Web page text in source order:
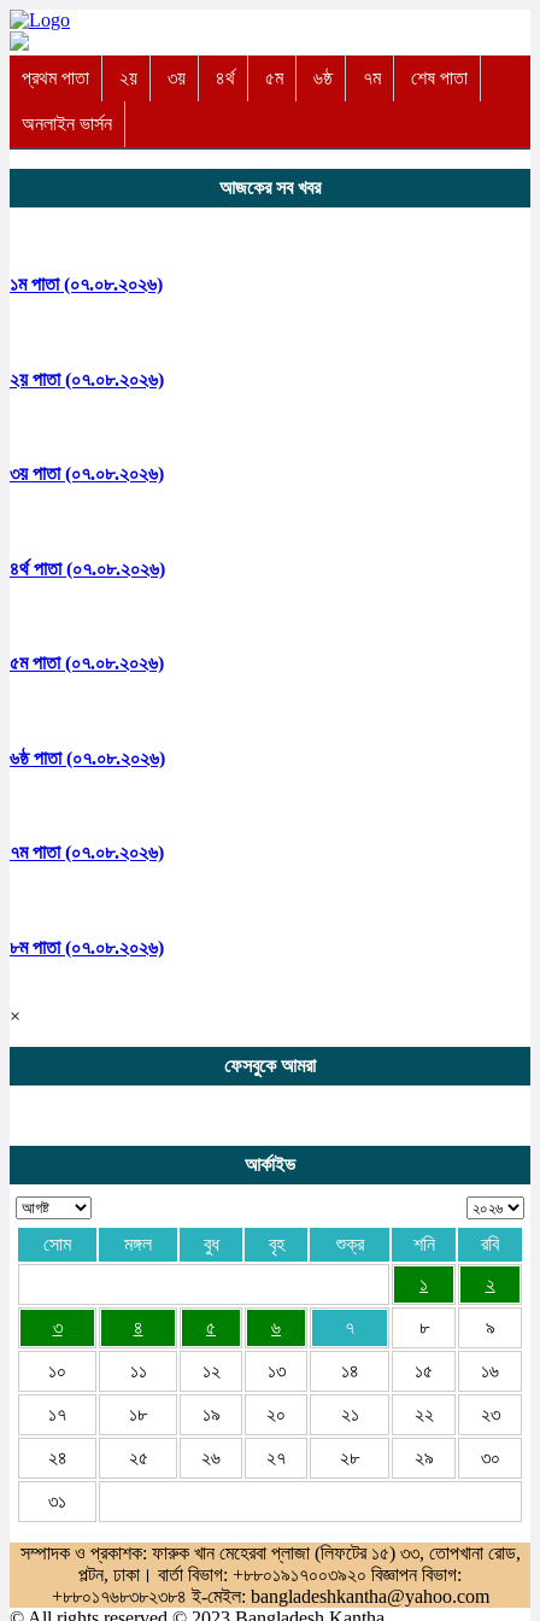
প্রথম পাতা ২য় ৩য় ৪র্থ ৫ম ৬ষ্ঠ ৭ম শেষ পাতা
অনলাইন ভার্সন
আজকের সব খবর
১ম পাতা (০৭.০৮.২০২৬)
২য় পাতা (০৭.০৮.২০২৬)
৩য় পাতা (০৭.০৮.২০২৬)
৪র্থ পাতা (০৭.০৮.২০২৬)
৫ম পাতা (০৭.০৮.২০২৬)
৬ষ্ঠ পাতা (০৭.০৮.২০২৬)
৭ম পাতা (০৭.০৮.২০২৬)
৮ম পাতা (০৭.০৮.২০২৬)
×
ফেসবুকে আমরা
আর্কাইভ
সোম মঙ্গল বুধ বৃহ শুক্র শনি
রবি
১
২
৩ ৪ ৫ ৬ ৭ ৮ ৯
১০ ১১ ১২ ১৩ ১৪ ১৫ ১৬
১৭ ১৮ ১৯ ২০ ২১ ২২ ২৩
২৪ ২৫ ২৬ ২৭ ২৮ ২৯ ৩০
৩১
সম্পাদক ও প্রকাশক: ফারুক খান মেহেরবা প্লাজা (লিফটের ১৫) ৩৩, তোপখানা রোড,
পল্টন, ঢাকা। বার্তা বিভাগ: +৮৮০১৯১৭০০৩৯২০ বিজ্ঞাপন বিভাগ:
+৮৮০১৭৬৮৩৮২৩৮৪ ই-মেইল: bangladeshkantha@yahoo.com